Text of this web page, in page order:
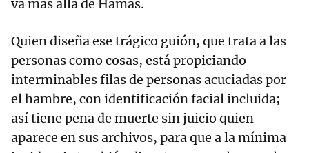
va más allá de Hamás.
Quien diseña ese trágico guión, que trata a las
personas como cosas, está propiciando
interminables filas de personas acuciadas por
el hambre, con identificación facial incluida;
así tiene pena de muerte sin juicio quien
aparece en sus archivos, para que a la mínima